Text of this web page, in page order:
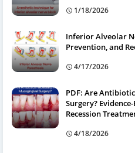
1/18/2026
Inferior Alveolar
Prevention, and
4/17/2026
PDF: Are
Surgery?
Recession
4/18/2026